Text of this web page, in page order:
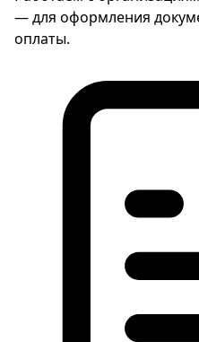
— для оформления
оплаты.